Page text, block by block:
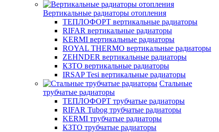
Вертикальные радиаторы отопления
ТЕПЛОФОРТ вертикальные радиаторы
RIFAR вертикальные радиаторы
KERMI вертикальные радиаторы
ROYAL THERMO вертикальные радиаторы
ZEHNDER вертикальные радиаторы
КЗТО вертикальные радиаторы
IRSAP Tesi вертикальные радиаторы
Стальные
трубчатые радиаторы
ТЕПЛОФОРТ трубчатые радиаторы
RIFAR Tubog трубчатые радиаторы
KERMI трубчатые радиаторы
КЗТО трубчатые радиаторы